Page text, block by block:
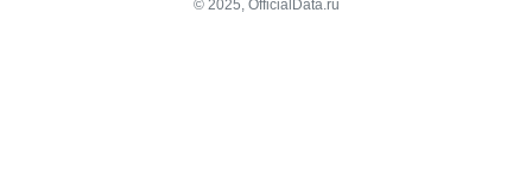
© 2025, OfficialData.ru